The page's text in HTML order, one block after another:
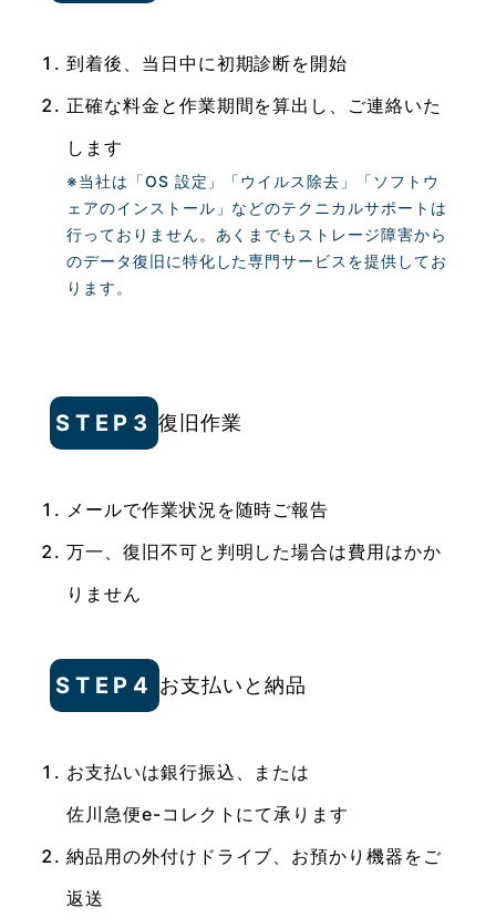
到着後、当日中に初期診断を開始
正確な料金と作業期間を算出し、ご連絡いた
します
※当社は「OS 設定」「ウイルス除去」「ソフトウ
ェアのインストール」などのテクニカルサポートは
行っておりません。あくまでもストレージ障害から
のデータ復旧に特化した専門サービスを提供してお
ります。
STEP3 復旧作業
メールで作業状況を随時ご報告
万一、復旧不可と判明した場合は費用はかか
りません
STEP4 お支払いと納品
お支払いは銀行振込、または
佐川急便e-コレクトにて承ります
納品用の外付けドライブ、お預かり機器をご
返送